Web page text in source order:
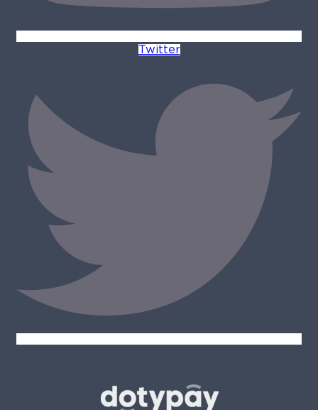
Twitter